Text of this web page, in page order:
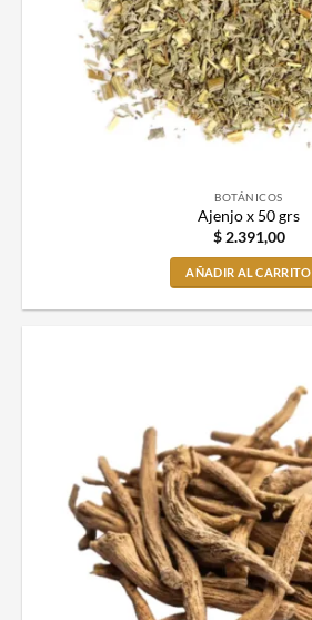
BOTÁNICOS
Ajenjo x 50 grs
$2.391,00
AÑADIR AL CARRITO